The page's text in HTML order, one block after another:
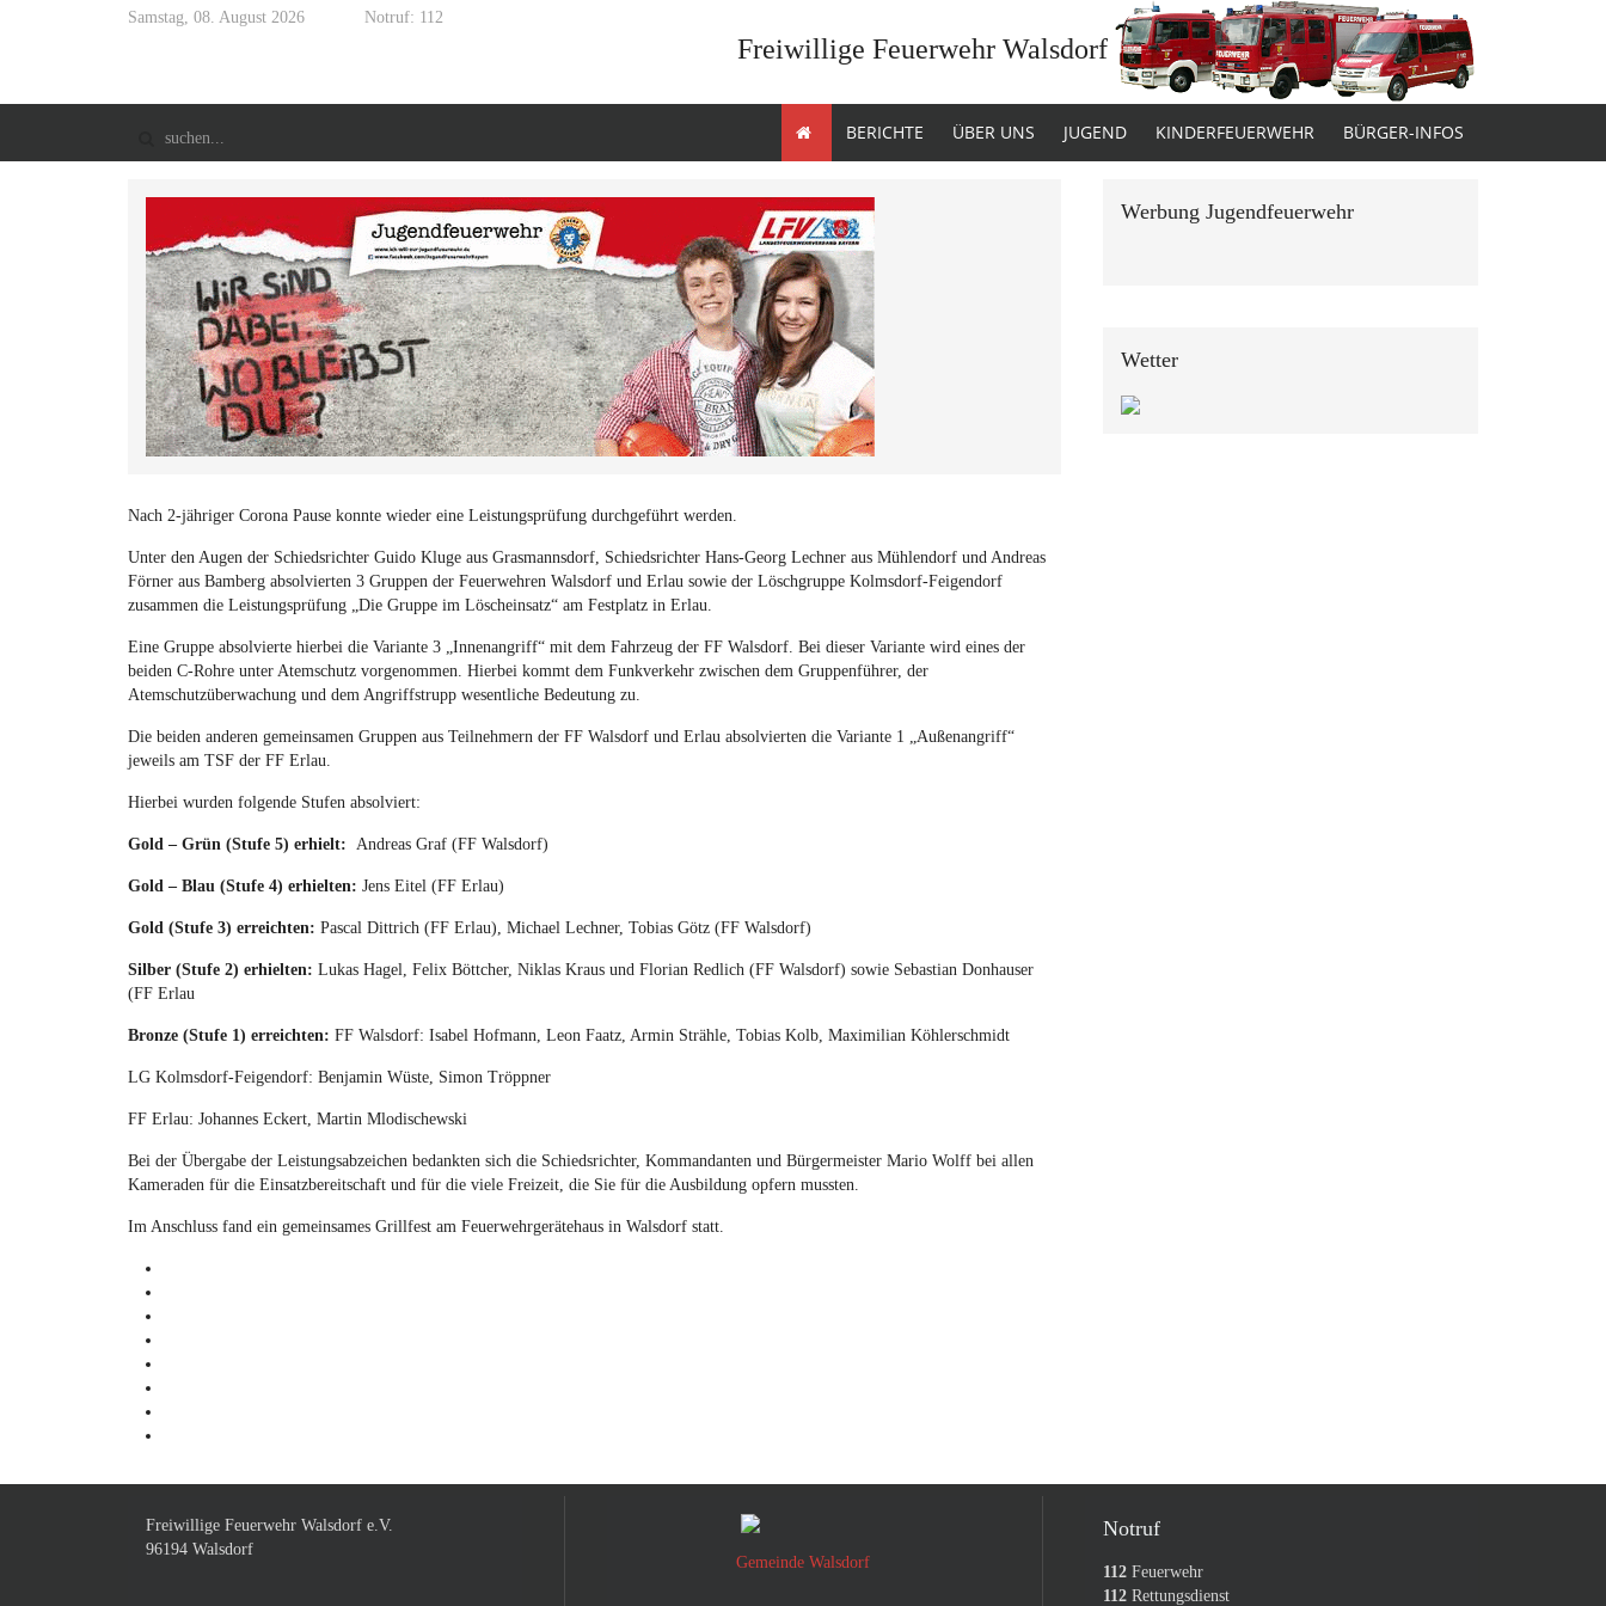
Samstag, 08. August 2026 Notruf: 112
Freiwillige Feuerwehr Walsdorf
BERICHTE ÜBER UNS JUGEND KINDERFEUERWEHR BÜRGER-INFOS
Nach 2-jähriger Corona Pause konnte wieder eine Leistungsprüfung durchgeführt werden.
Unter den Augen der Schiedsrichter Guido Kluge aus Grasmannsdorf, Schiedsrichter Hans-Georg Lechner aus Mühlendorf und Andreas
Förner aus Bamberg absolvierten 3 Gruppen der Feuerwehren Walsdorf und Erlau sowie der Löschgruppe Kolmsdorf-Feigendorf
zusammen die Leistungsprüfung „Die Gruppe im Löscheinsatz“ am Festplatz in Erlau.
Eine Gruppe absolvierte hierbei die Variante 3 „Innenangriff“ mit dem Fahrzeug der FF Walsdorf. Bei dieser Variante wird eines der
beiden C-Rohre unter Atemschutz vorgenommen. Hierbei kommt dem Funkverkehr zwischen dem Gruppenführer, der
Atemschutzüberwachung und dem Angriffstrupp wesentliche Bedeutung zu.
Die beiden anderen gemeinsamen Gruppen aus Teilnehmern der FF Walsdorf und Erlau absolvierten die Variante 1 „Außenangriff“
jeweils am TSF der FF Erlau.
Hierbei wurden folgende Stufen absolviert:
Gold – Grün (Stufe 5) erhielt: Andreas Graf (FF Walsdorf)
Gold – Blau (Stufe 4) erhielten: Jens Eitel (FF Erlau)
Gold (Stufe 3) erreichten: Pascal Dittrich (FF Erlau), Michael Lechner, Tobias Götz (FF Walsdorf)
Silber (Stufe 2) erhielten: Lukas Hagel, Felix Böttcher, Niklas Kraus und Florian Redlich (FF Walsdorf) sowie Sebastian Donhauser
(FF Erlau
Bronze (Stufe 1) erreichten: FF Walsdorf: Isabel Hofmann, Leon Faatz, Armin Strähle, Tobias Kolb, Maximilian Köhlerschmidt
LG Kolmsdorf-Feigendorf: Benjamin Wüste, Simon Tröppner
FF Erlau: Johannes Eckert, Martin Mlodischewski
Bei der Übergabe der Leistungsabzeichen bedankten sich die Schiedsrichter, Kommandanten und Bürgermeister Mario Wolff bei allen
Kameraden für die Einsatzbereitschaft und für die viele Freizeit, die Sie für die Ausbildung opfern mussten.
Im Anschluss fand ein gemeinsames Grillfest am Feuerwehrgerätehaus in Walsdorf statt.
Werbung Jugendfeuerwehr
Wetter
Freiwillige Feuerwehr Walsdorf e.V.
96194 Walsdorf
Gemeinde Walsdorf
Notruf
112Feuerwehr
112Rettungsdienst